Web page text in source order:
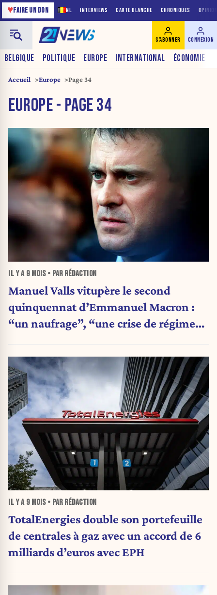
NL INTERVIEWS CARTE BLANCHE CHRONIQUES
♥FAIRE UN DON
BELGIQUE POLITIQUE EUROPE INTERNATIONAL ÉCONOMIE
S'ABONNER CONNEXION
Accueil Europe Page 34
EUROPE - PAGE 34
IL Y A 9 MOIS• PAR RÉDACTION
Manuel Valls vitupère le second
quinquennat d’Emmanuel Macron :
“un naufrage”, “une crise de régime”,
IL Y A 9 MOIS• PAR RÉDACTION
TotalEnergies double son portefeuille
de centrales à gaz avec un accord de 6
milliards d’euros avec EPH